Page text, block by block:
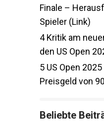
Finale –
Spieler (Link)
Kritik am
den US Open
US Open 2025
Preisgeld von
Beliebte